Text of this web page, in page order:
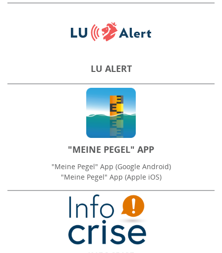
LU ALERT
"MEINE PEGEL" APP
"Meine Pegel" App (Google Android)
"Meine Pegel" App (Apple iOS)